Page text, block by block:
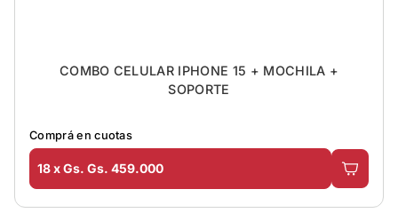
COMBO CELULAR IPHONE 15 + MOCHILA +
SOPORTE
Comprá en cuotas
18 x Gs. Gs. 459.000